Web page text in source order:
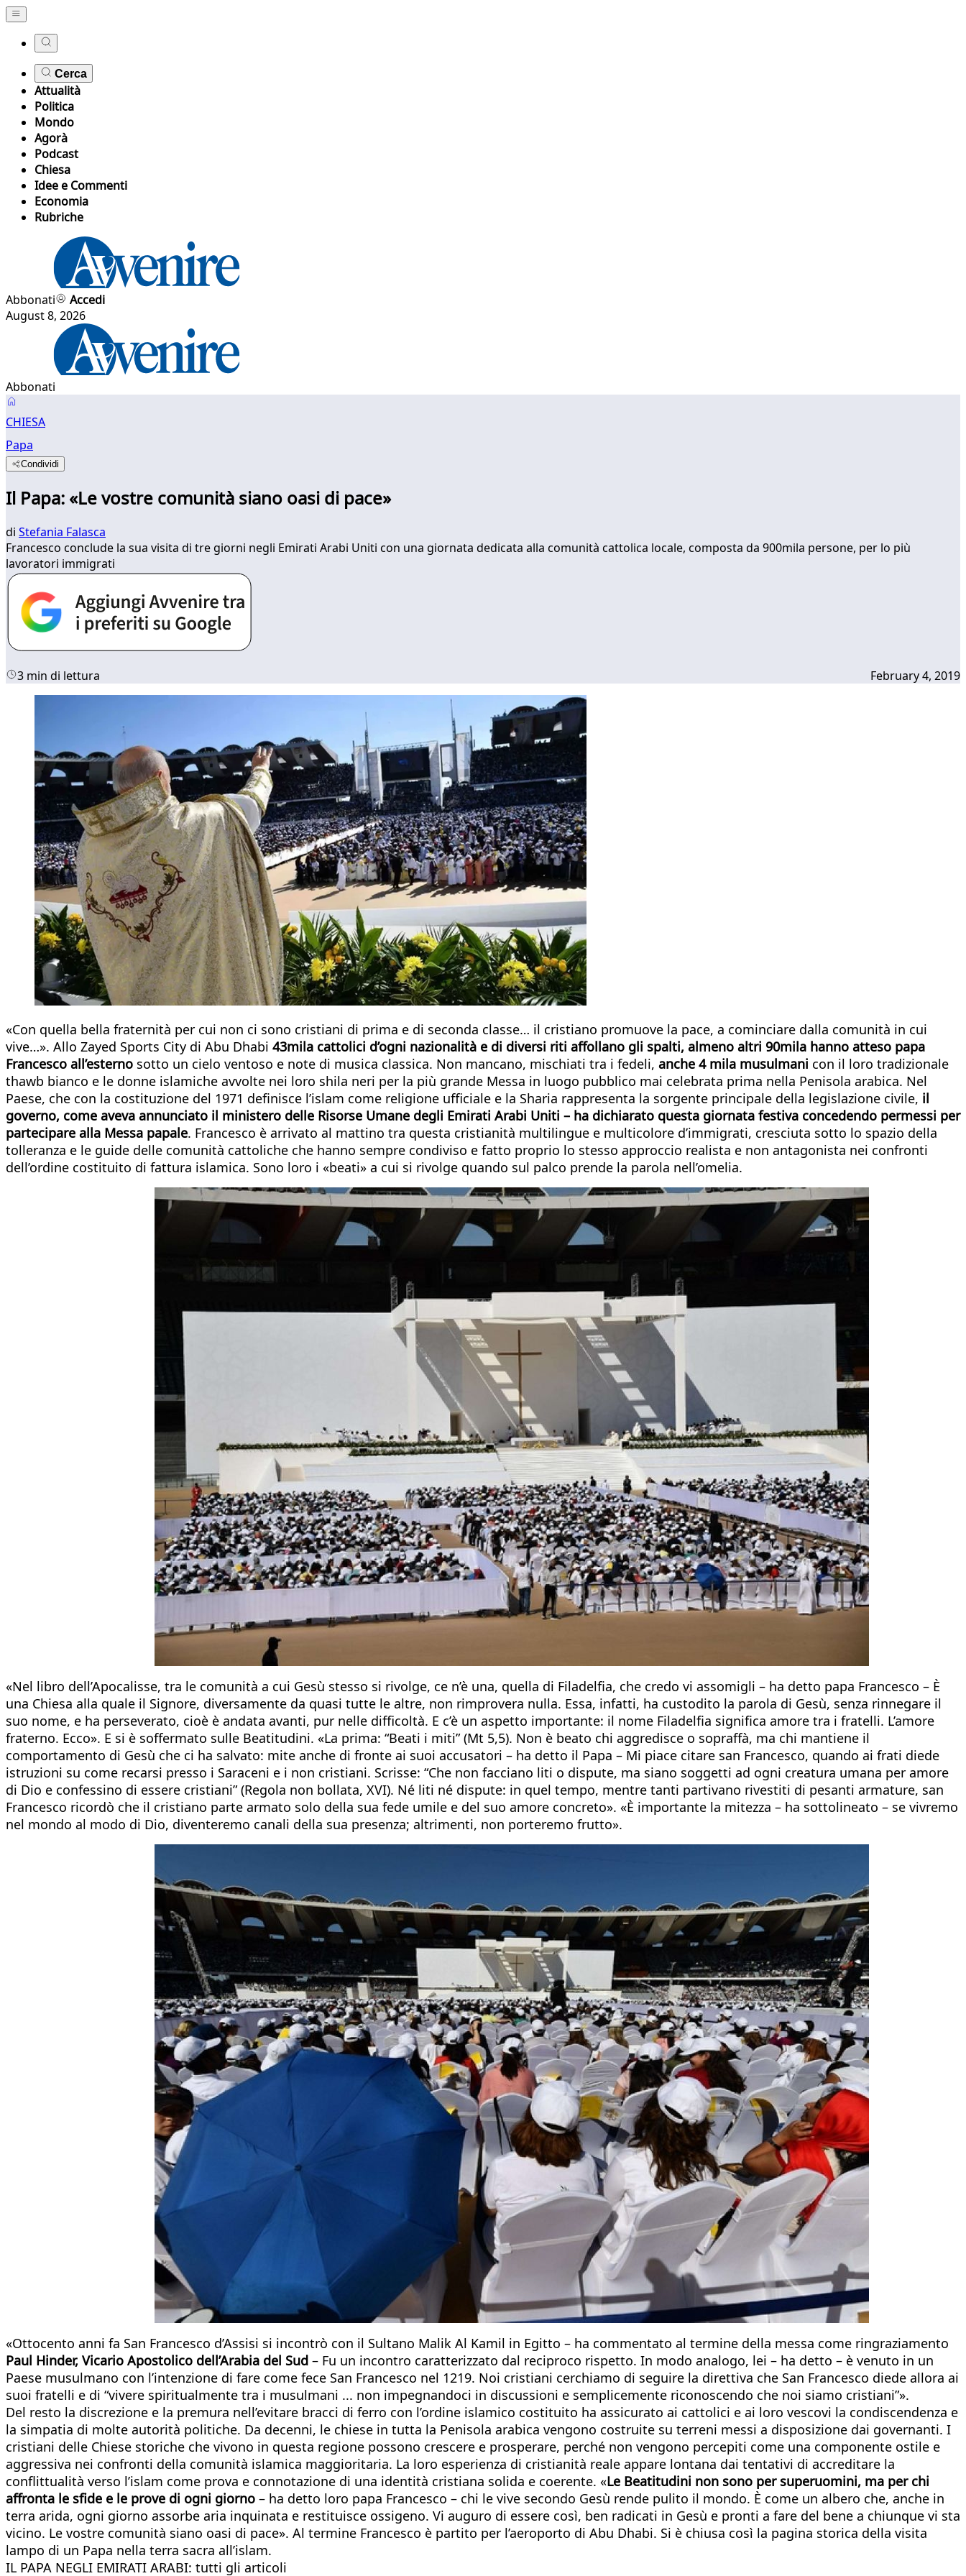
Cerca
Attualità
Politica
Mondo
Agorà
Podcast
Chiesa
Idee e Commenti
Economia
Rubriche
Abbonati
Accedi
August 8, 2026
Abbonati
CHIESA
Papa
Condividi
Il Papa: «Le vostre comunità siano oasi di pace»
di Stefania Falasca
Francesco conclude la sua visita di tre giorni negli Emirati Arabi Uniti con una giornata dedicata alla comunità cattolica locale, composta da 900mila persone, per lo più
lavoratori immigrati
3 min di lettura February 4, 2019
«Con quella bella fraternità per cui non ci sono cristiani di prima e di seconda classe… il cristiano promuove la pace, a cominciare dalla comunità in cui
vive…». Allo Zayed Sports City di Abu Dhabi 43mila cattolici d’ogni nazionalità e di diversi riti affollano gli spalti, almeno altri 90mila hanno atteso papa
Francesco all’esterno sotto un cielo ventoso e note di musica classica. Non mancano, mischiati tra i fedeli, anche 4 mila musulmani con il loro tradizionale
thawb bianco e le donne islamiche avvolte nei loro shila neri per la più grande Messa in luogo pubblico mai celebrata prima nella Penisola arabica. Nel
Paese, che con la costituzione del 1971 definisce l’islam come religione ufficiale e la Sharia rappresenta la sorgente principale della legislazione civile, il
governo, come aveva annunciato il ministero delle Risorse Umane degli Emirati Arabi Uniti – ha dichiarato questa giornata festiva concedendo permessi per
partecipare alla Messa papale. Francesco è arrivato al mattino tra questa cristianità multilingue e multicolore d’immigrati, cresciuta sotto lo spazio della
tolleranza e le guide delle comunità cattoliche che hanno sempre condiviso e fatto proprio lo stesso approccio realista e non antagonista nei confronti
dell’ordine costituito di fattura islamica. Sono loro i «beati» a cui si rivolge quando sul palco prende la parola nell’omelia.
«Nel libro dell’Apocalisse, tra le comunità a cui Gesù stesso si rivolge, ce n’è una, quella di Filadelfia, che credo vi assomigli – ha detto papa Francesco – È
una Chiesa alla quale il Signore, diversamente da quasi tutte le altre, non rimprovera nulla. Essa, infatti, ha custodito la parola di Gesù, senza rinnegare il
suo nome, e ha perseverato, cioè è andata avanti, pur nelle difficoltà. E c’è un aspetto importante: il nome Filadelfia significa amore tra i fratelli. L’amore
fraterno. Ecco». E si è soffermato sulle Beatitudini. «La prima: “Beati i miti” (Mt 5,5). Non è beato chi aggredisce o sopraffà, ma chi mantiene il
comportamento di Gesù che ci ha salvato: mite anche di fronte ai suoi accusatori – ha detto il Papa – Mi piace citare san Francesco, quando ai frati diede
istruzioni su come recarsi presso i Saraceni e i non cristiani. Scrisse: “Che non facciano liti o dispute, ma siano soggetti ad ogni creatura umana per amore
di Dio e confessino di essere cristiani” (Regola non bollata, XVI). Né liti né dispute: in quel tempo, mentre tanti partivano rivestiti di pesanti armature, san
Francesco ricordò che il cristiano parte armato solo della sua fede umile e del suo amore concreto». «È importante la mitezza – ha sottolineato – se vivremo
nel mondo al modo di Dio, diventeremo canali della sua presenza; altrimenti, non porteremo frutto».
«Ottocento anni fa San Francesco d’Assisi si incontrò con il Sultano Malik Al Kamil in Egitto – ha commentato al termine della messa come ringraziamento
Paul Hinder, Vicario Apostolico dell’Arabia del Sud – Fu un incontro caratterizzato dal reciproco rispetto. In modo analogo, lei – ha detto – è venuto in un
Paese musulmano con l’intenzione di fare come fece San Francesco nel 1219. Noi cristiani cerchiamo di seguire la direttiva che San Francesco diede allora ai
suoi fratelli e di “vivere spiritualmente tra i musulmani ... non impegnandoci in discussioni e semplicemente riconoscendo che noi siamo cristiani”».
Del resto la discrezione e la premura nell’evitare bracci di ferro con l’ordine islamico costituito ha assicurato ai cattolici e ai loro vescovi la condiscendenza e
la simpatia di molte autorità politiche. Da decenni, le chiese in tutta la Penisola arabica vengono costruite su terreni messi a disposizione dai governanti. I
cristiani delle Chiese storiche che vivono in questa regione possono crescere e prosperare, perché non vengono percepiti come una componente ostile e
aggressiva nei confronti della comunità islamica maggioritaria. La loro esperienza di cristianità reale appare lontana dai tentativi di accreditare la
conflittualità verso l’islam come prova e connotazione di una identità cristiana solida e coerente. «Le Beatitudini non sono per superuomini, ma per chi
affronta le sfide e le prove di ogni giorno – ha detto loro papa Francesco – chi le vive secondo Gesù rende pulito il mondo. È come un albero che, anche in
terra arida, ogni giorno assorbe aria inquinata e restituisce ossigeno. Vi auguro di essere così, ben radicati in Gesù e pronti a fare del bene a chiunque vi sta
vicino. Le vostre comunità siano oasi di pace». Al termine Francesco è partito per l’aeroporto di Abu Dhabi. Si è chiusa così la pagina storica della visita
lampo di un Papa nella terra sacra all’islam.
IL PAPA NEGLI EMIRATI ARABI: tutti gli articoli